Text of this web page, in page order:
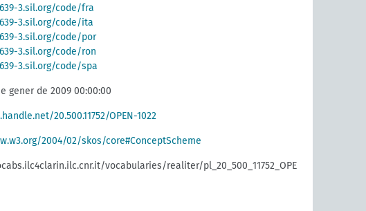
3.sil.org/code/fra
3.sil.org/code/ita
3.sil.org/code/por
3.sil.org/code/ron
3.sil.org/code/spa
gener de 2009 00:00:00
20.500.11752/OPEN-1022
2004/02/skos/core#ConceptScheme
vocabularies/realiter/pl_20_500_11752_OPE